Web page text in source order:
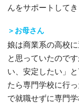
んをサポートして
＞お母さん
娘は商業系の高校
と思っていたので
い、安定したい」
たら専門学校に行
で就職せずに専門